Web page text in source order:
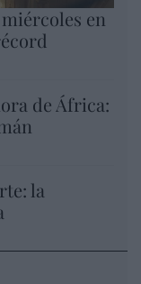
en
de África:
la